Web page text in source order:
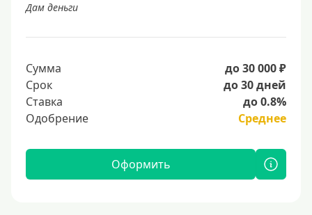
Дам деньги
Сумма
до 30 000 ₽
Срок
до 30 дней
Ставка
до 0.8%
Одобрение
Среднее
Оформить